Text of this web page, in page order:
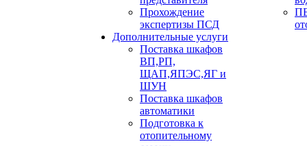
Прохождение
экспертизы ПСД
Дополнительные услуги
Поставка шкафов
ВП,РП,
ЩАП,ЯПЭС,ЯГ и
ШУН
Поставка шкафов
автоматики
Подготовка к
отопительному